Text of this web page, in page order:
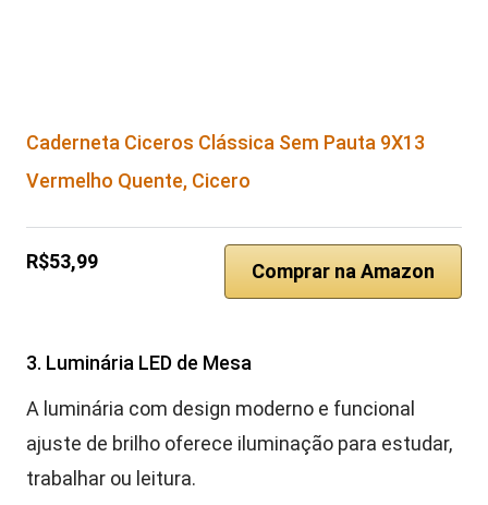
Caderneta Ciceros Clássica Sem Pauta 9X13
Vermelho Quente, Cicero
R$53,99 Comprar na Amazon
3. Luminária LED de Mesa
A luminária com design moderno e funcional
ajuste de brilho oferece iluminação para estudar,
trabalhar ou leitura.